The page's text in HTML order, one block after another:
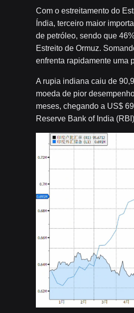
Com o estreitamento do
Índia, terceiro maior
de petróleo, sendo que
Estreito de Ormuz.
enfrenta rapidamente uma
A rupia indiana caiu de
moeda de pior
meses, chegando a US$
Reserve Bank of India